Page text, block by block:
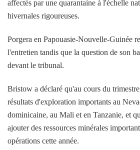
affectés par une quarantaine à l'échelle
hivernales rigoureuses.
Porgera en Papouasie-Nouvelle-Guinée
l'entretien tandis que la question de son
devant le tribunal.
Bristow a déclaré qu'au cours du
résultats d'exploration importants au
dominicaine, au Mali et en Tanzanie, et
ajouter des ressources minérales
opérations cette année.